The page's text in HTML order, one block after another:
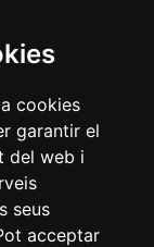
cookies
garantir el
del web i
seus
acceptar